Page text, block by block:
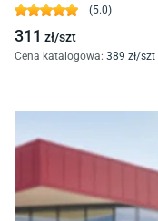
(5.0)
311 zł/szt
Cena katalogowa: 389 zł/szt